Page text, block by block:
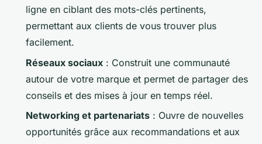
ligne en ciblant des mots-clés pertinents,
permettant aux clients de vous trouver plus
facilement.
Réseaux sociaux : Construit une communauté
autour de votre marque et permet de partager des
conseils et des mises à jour en temps réel.
Networking et partenariats : Ouvre de nouvelles
opportunités grâce aux recommandations et aux